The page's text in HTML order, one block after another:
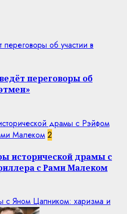
переговоры об участии в
переговоры об
драмы с Рэйфом
Малеком 2
исторической драмы с
с Рами Малеком
с Яном Цапником: харизма и